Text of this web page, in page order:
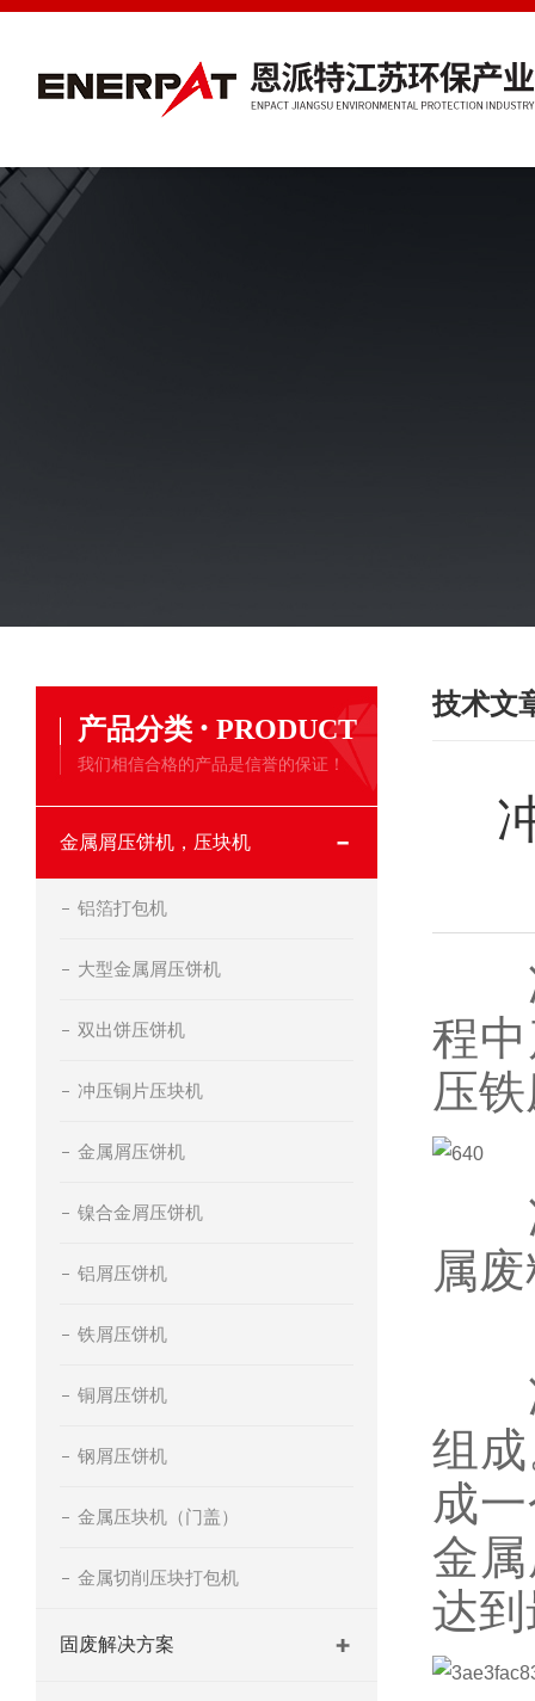
产品分类 · PRODUCT
我们相信合格的产品是信誉的保证！
金属屑压饼机，压块机
铝箔打包机
大型金属屑压饼机
双出饼压饼机
冲压铜片压块机
金属屑压饼机
镍合金屑压饼机
铝屑压饼机
铁屑压饼机
铜屑压饼机
钢屑压饼机
金属压块机（门盖）
金属切削压块打包机
固废解决方案
技术文
冲
程
压
冲
属
冲
组
成
金
达